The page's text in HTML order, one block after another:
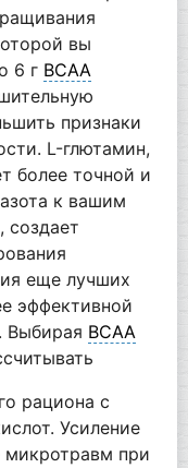
вы
6 г BCAA
признаки
L-глютамин,
более точной и
к вашим
еще лучших
эффективной
Выбирая BCAA
рациона с
Усиление
микротравм при